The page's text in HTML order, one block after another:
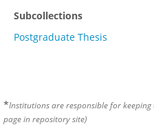
Subcollections
Postgraduate Thesis
*Institutions are responsible for
page in repository site)